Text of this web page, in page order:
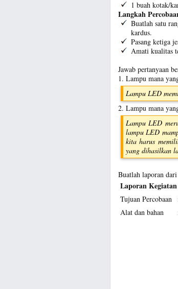
1 buah kotak/
Langkah
Buatlah satu
kardus.
Pasang ketiga
Amati kualitas
Jawab pertanyaan
1. Lampu mana
Lampu LED
2. Lampu mana
Lampu LED
lampu LED
kita harus
yang dihasilkan
Buatlah laporan
Laporan
Tujuan Percobaan
Alat dan bahan